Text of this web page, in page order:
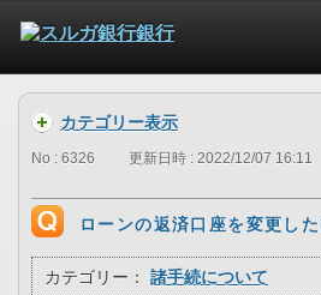
カテゴリー表示
No : 6326 更新日時 : 2022/12/07 16:11
ローンの返済口座を変更した
カテゴリー： 諸手続について